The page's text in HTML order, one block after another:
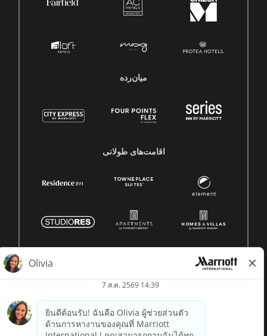
میان‌رده
اقامت‌های طولانی